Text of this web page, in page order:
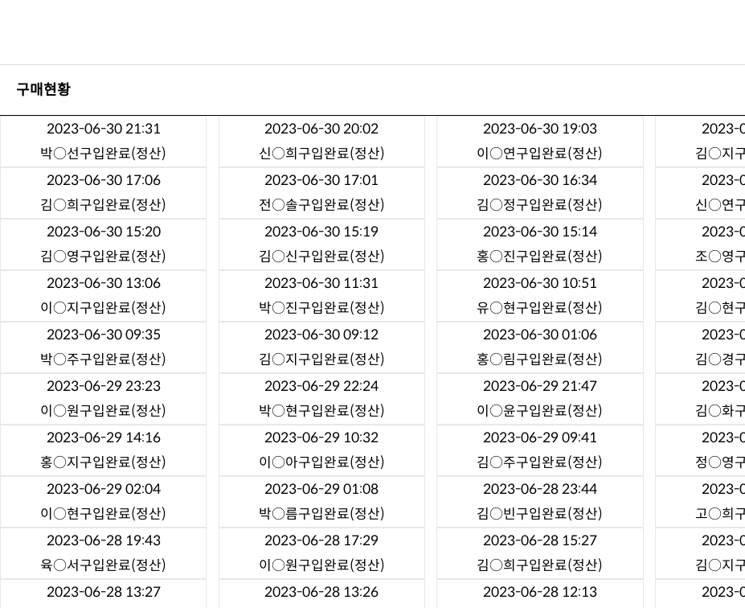
구매현황
2023-06-30 21:31
박○선구입완료(정산)
2023-06-30 20:02
신○희 구입완료(정산)
2023-06-30 19:03
이○연구입완료(정산)
2023-
김○지
2023-06-30 17:06
김○희 구입완료(정산)
2023-06-30 17:01
전○솔구입완료(정산)
2023-06-30 16:34
김○정구입완료(정산)
2023-
신○연
2023-06-30 15:20
김○영구입완료(정산)
2023-06-30 15:19
김○신구입완료(정산)
2023-06-30 15:14
홍○진구입완료(정산)
2023-
조○영
2023-06-30 13:06
이○지 구입완료(정산)
2023-06-30 11:31
박○진구입완료(정산)
2023-06-30 10:51
유○현구입완료(정산)
2023-
김○현
2023-06-30 09:35
박○주구입완료(정산)
2023-06-30 09:12
김○지 구입완료(정산)
2023-06-30 01:06
홍○림구입완료(정산)
2023-
김○경
2023-06-29 23:23
이○원구입완료(정산)
2023-06-29 22:24
박○현구입완료(정산)
2023-06-29 21:47
이○윤구입완료(정산)
2023-
김○화
2023-06-29 14:16
홍○지 구입완료(정산)
2023-06-29 10:32
이○아구입완료(정산)
2023-06-29 09:41
김○주구입완료(정산)
2023-
정○영
2023-06-29 02:04
이○현구입완료(정산)
2023-06-29 01:08
박○름구입완료(정산)
2023-06-28 23:44
김○빈구입완료(정산)
2023-
고○희
2023-06-28 19:43
육○서 구입완료(정산)
2023-06-28 17:29
이○원구입완료(정산)
2023-06-28 15:27
김○희 구입완료(정산)
2023-
김○지
2023-06-28 13:27
2023-06-28 13:26
2023-06-28 12:13
2023-